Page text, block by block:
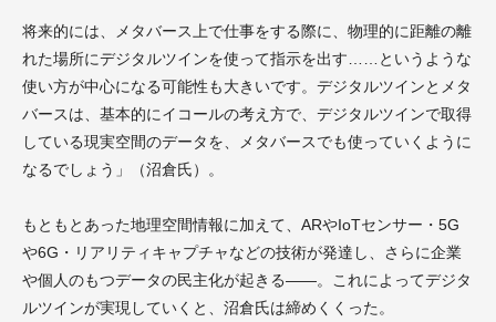
将来的には、メタバース上で仕事をする際に、物理的に距離の離
れた場所にデジタルツインを使って指示を出す……というような
使い方が中心になる可能性も大きいです。デジタルツインとメタ
バースは、基本的にイコールの考え方で、デジタルツインで取得
している現実空間のデータを、メタバースでも使っていくように
なるでしょう」（沼倉氏）。
もともとあった地理空間情報に加えて、ARやIoTセンサー・5G
や6G・リアリティキャプチャなどの技術が発達し、さらに企業
や個人のもつデータの民主化が起きる——。これによってデジタ
ルツインが実現していくと、沼倉氏は締めくくった。